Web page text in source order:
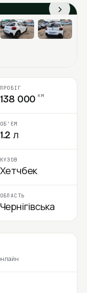
›
ПРОБІГ
138 000 км
ОБ'ЄМ
1.2 л
КУЗОВ
Хетчбек
ОБЛАСТЬ
Чернігівська